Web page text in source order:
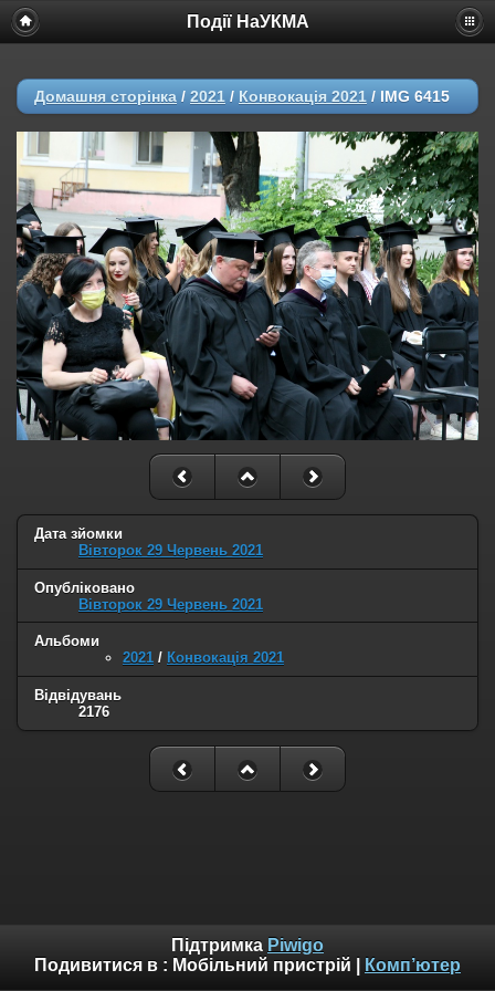
Події НаУКМА
Домашня сторінка / 2021 / Конвокація 2021 / IMG 6415
Дата зйомки
Вівторок 29 Червень 2021
Опубліковано
Вівторок 29 Червень 2021
Альбоми
2021 / Конвокація 2021
Відвідувань
2176
Підтримка Piwigo
Подивитися в : Мобільний пристрій Комп’ютер